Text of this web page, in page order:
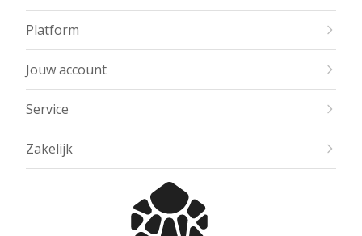
Platform
Jouw account
Service
Zakelijk